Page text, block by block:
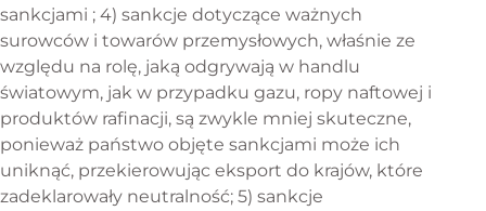
sankcjami ; 4) sankcje dotyczące ważnych
surowców i towarów przemysłowych, właśnie ze
względu na rolę, jaką odgrywają w handlu
światowym, jak w przypadku gazu, ropy naftowej i
produktów rafinacji, są zwykle mniej skuteczne,
ponieważ państwo objęte sankcjami może ich
uniknąć, przekierowując eksport do krajów, które
zadeklarowały neutralność; 5) sankcje